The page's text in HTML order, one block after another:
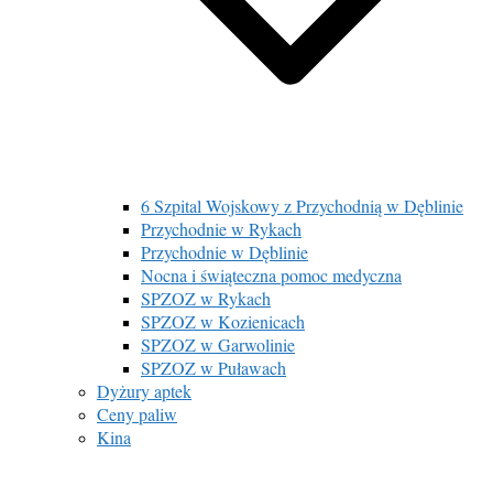
6 Szpital Wojskowy z Przychodnią w Dęblinie
Przychodnie w Rykach
Przychodnie w Dęblinie
Nocna i świąteczna pomoc medyczna
SPZOZ w Rykach
SPZOZ w Kozienicach
SPZOZ w Garwolinie
SPZOZ w Puławach
Dyżury aptek
Ceny paliw
Kina